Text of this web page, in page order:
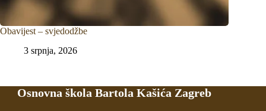
Obavijest – svjedodžbe
3 srpnja, 2026
Osnovna škola Bartola Kašića Zagreb